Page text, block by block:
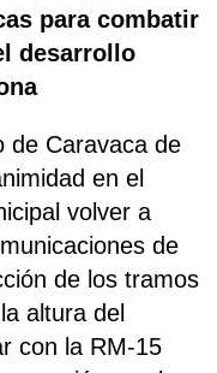
para combatir
desarrollo
de Caravaca de
en el
volver a
de
de los tramos
altura del
con la RM-15